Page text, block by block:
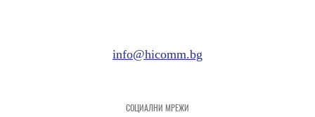
info@hicomm.bg
СОЦИАЛНИ МРЕЖИ